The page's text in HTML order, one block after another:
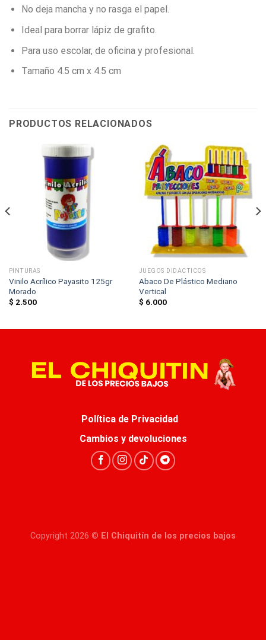
No deja mancha y no rasga el papel.
Ideal para borrar lápiz de grafito.
Para uso escolar, de oficina y profesional.
Tamaño 4.5 cm x 4.5 cm
PRODUCTOS RELACIONADOS
PINTURAS
Vinilo Acrílico Payasito 125gr
Morado
$ 2.500
JUEGOS DIDÁCTICOS
Abaco De Plástico Mediano
Vertical
$ 6.000
Política de Privacidad
Cambios y devoluciones
Copyright 2026 © El Chiquitín de los precios bajos